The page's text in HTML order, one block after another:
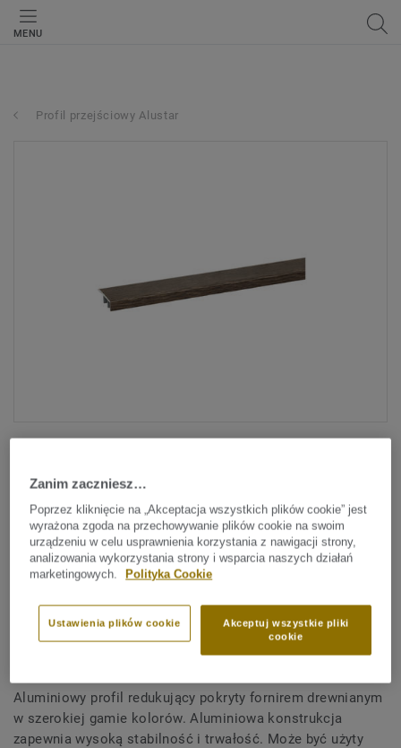
MENU
Profil przejściowy Alustar
Sprawdź wszystkie wzory (37)
Profil przejściowy Alustar -
OAK OLD BROWN
Aluminiowy profil redukujący pokryty fornirem drewnianym
w szerokiej gamie kolorów. Aluminiowa konstrukcja
zapewnia wysoką stabilność i trwałość. Może być użyty
Zanim zaczniesz…
Poprzez kliknięcie na „Akceptacja wszystkich plików cookie” jest
wyrażona zgoda na przechowywanie plików cookie na swoim
urządzeniu w celu usprawnienia korzystania z nawigacji strony,
analizowania wykorzystania strony i wsparcia naszych działań
marketingowych.
Polityka Cookie
Akceptuj wszystkie pliki
cookie
Ustawienia plików cookie